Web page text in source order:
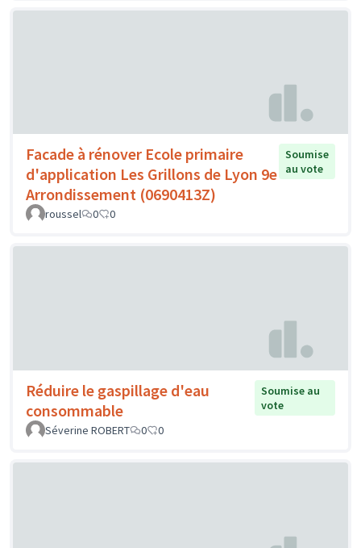
Facade à rénover Ecole primaire
d'application Les Grillons de Lyon 9e
Arrondissement (0690413Z)
Soumise
au vote
roussel 0 0
Réduire le gaspillage d'eau
consommable
Soumise au
vote
Séverine ROBERT
0 0